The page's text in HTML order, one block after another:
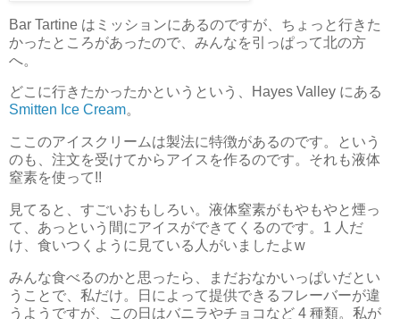
Bar Tartine はミッションにあるのですが、ちょっと行きた
かったところがあったので、みんなを引っぱって北の方
へ。
どこに行きたかったかというという、Hayes Valley にある
Smitten Ice Cream。
ここのアイスクリームは製法に特徴があるのです。という
のも、注文を受けてからアイスを作るのです。それも液体
窒素を使って!!
見てると、すごいおもしろい。液体窒素がもやもやと煙っ
て、あっという間にアイスができてくるのです。1 人だ
け、食いつくように見ている人がいましたよw
みんな食べるのかと思ったら、まだおなかいっぱいだとい
うことで、私だけ。日によって提供できるフレーバーが違
うようですが、この日はバニラやチョコなど 4 種類。私が